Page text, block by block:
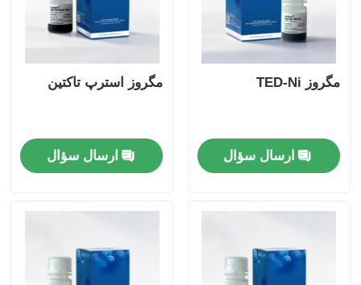
مگروز TED-Ni
ارسال سؤال
مگروز استرپ تاکتین
ارسال سؤال